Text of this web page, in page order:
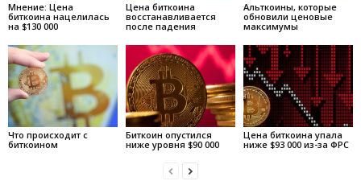
Мнение: Цена
биткоина нацелилась
на $130 000
Цена биткоина
восстанавливается
после падения
Альткоины, которые
обновили ценовые
максимумы
Что происходит с
биткоином
Биткоин опустился
ниже уровня $90 000
Цена биткоина упала
ниже $93 000 из-за ФРС